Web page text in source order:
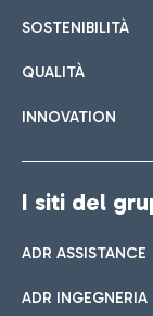
SOSTENIBILITÀ
QUALITÀ
INNOVATION
I siti del
ADR ASSISTANCE
ADR INGEGNERIA